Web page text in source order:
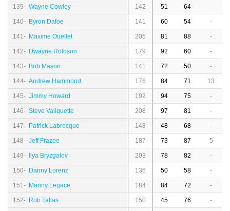
139- Wayne Cowley 142 51 64 -
140- Byron Dafoe 141 60 54 -
141- Maxime Ouellet 205 81 88 -
142- Dwayne Roloson 179 92 60 -
143- Bob Mason 141 72 50 -
144- Andrew Hammond 176 84 71 13
145- Jimmy Howard 192 94 75 -
146- Steve Valiquette 208 97 81 -
147- Patrick Labrecque 148 48 68 -
148- Jeff Frazee 187 73 87 5
149- Ilya Bryzgalov 203 78 82 -
150- Danny Lorenz 136 50 58 -
151- Manny Legace 184 84 72 -
152- Rob Tallas 150 45 76 -